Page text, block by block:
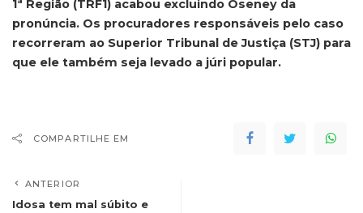
1ª Região (TRF1) acabou excluindo Oseney da
pronúncia. Os procuradores responsáveis pelo caso
recorreram ao Superior Tribunal de Justiça (STJ) para
que ele também seja levado a júri popular.
COMPARTILHE EM
ANTERIOR
Idosa tem mal súbito e